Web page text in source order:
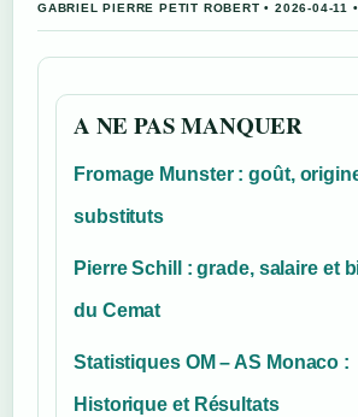
GABRIEL PIERRE PETIT ROBERT • 2026-04-11
A NE PAS MANQUER
Fromage Munster : goût,
substituts
Pierre Schill : grade, salaire et
du Cemat
Statistiques OM – AS Monaco :
Historique et Résultats